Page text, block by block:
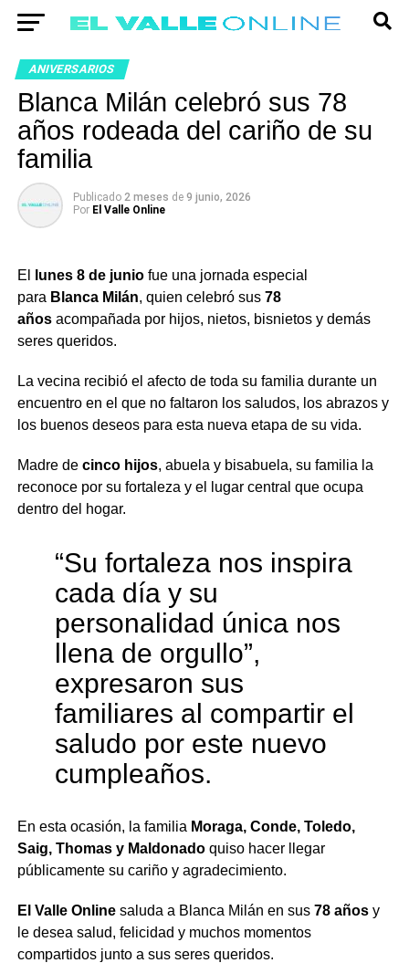
ANIVERSARIOS
Blanca Milán celebró sus 78
años rodeada del cariño de su
familia
Publicado 2 meses de 9 junio, 2026
Por El Valle Online
El lunes 8 de juniofue una jornada especial
para Blanca Milán, quien celebró sus 78
añosacompañada por hijos, nietos, bisnietos y demás
seres queridos.
La vecina recibió el afecto de toda su familia durante un
encuentro en el que no faltaron los saludos, los abrazos y
los buenos deseos para esta nueva etapa de su vida.
Madre de cinco hijos, abuela y bisabuela, su familia la
reconoce por su fortaleza y el lugar central que ocupa
dentro del hogar.
“Su fortaleza nos inspira
cada día y su
personalidad única nos
llena de orgullo”,
expresaron sus
familiares al compartir el
saludo por este nuevo
cumpleaños.
En esta ocasión, la familia Moraga, Conde, Toledo,
Saig, Thomas y Maldonadoquiso hacer llegar
públicamente su cariño y agradecimiento.
El Valle Onlinesaluda a Blanca Milán en sus 78 añosy
le desea salud, felicidad y muchos momentos
compartidos junto a sus seres queridos.